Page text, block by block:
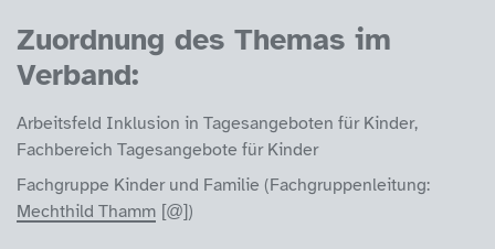
Zuordnung des Themas im
Verband:
Arbeitsfeld Inklusion in Tagesangeboten für Kinder,
Fachbereich Tagesangebote für Kinder
Fachgruppe Kinder und Familie (Fachgruppenleitung:
Mechthild Thamm
)